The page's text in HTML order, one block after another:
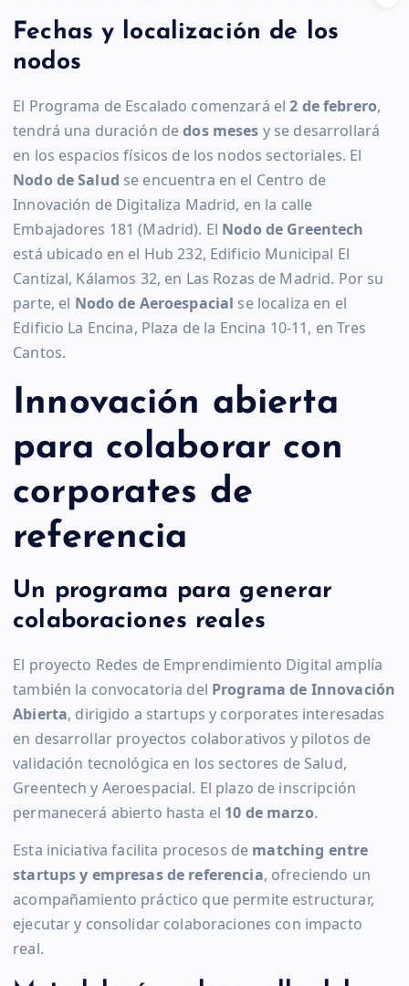
Fechas y localización de los
nodos
El Programa de Escalado comenzará el2 de febrero,
tendrá una duración dedos meses y se desarrollará
en los espacios físicos de los nodos sectoriales. El
Nodo de Salud se encuentra en el Centro de
Innovación de Digitaliza Madrid, en la calle
Embajadores 181 (Madrid). El Nodo de Greentech
está ubicado en el Hub 232, Edificio Municipal El
Cantizal, Kálamos 32, en Las Rozas de Madrid. Por su
parte, el Nodo de Aeroespacial se localiza en el
Edificio La Encina, Plaza de la Encina 10-11, en Tres
Cantos.
Innovación abierta
para colaborar con
corporates de
referencia
Un programa para generar
colaboraciones reales
El proyecto Redes de Emprendimiento Digital amplía
también la convocatoria del Programa de Innovación
Abierta, dirigido a startups y corporates interesadas
en desarrollar proyectos colaborativos y pilotos de
validación tecnológica en los sectores de Salud,
Greentech y Aeroespacial. El plazo de inscripción
permanecerá abierto hasta el 10 de marzo.
Esta iniciativa facilita procesos de matching entre
startups y empresas de referencia, ofreciendo un
acompañamiento práctico que permite estructurar,
ejecutar y consolidar colaboraciones con impacto
real.